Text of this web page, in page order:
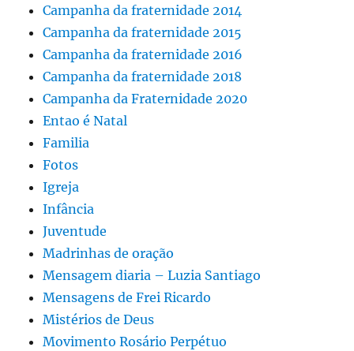
Campanha da fraternidade 2014
Campanha da fraternidade 2015
Campanha da fraternidade 2016
Campanha da fraternidade 2018
Campanha da Fraternidade 2020
Entao é Natal
Familia
Fotos
Igreja
Infância
Juventude
Madrinhas de oração
Mensagem diaria – Luzia Santiago
Mensagens de Frei Ricardo
Mistérios de Deus
Movimento Rosário Perpétuo